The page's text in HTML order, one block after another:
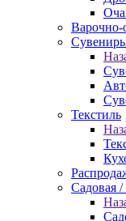
Варочно-
Текстиль
Садовая /